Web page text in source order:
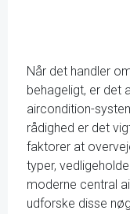
Når det handler
behageligt, er det
aircondition-
rådighed er det
faktorer at
typer,
moderne central
udforske disse